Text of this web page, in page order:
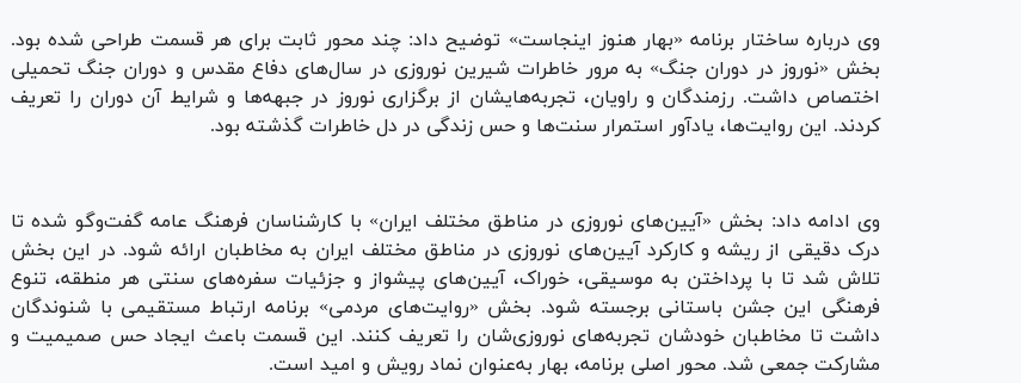
وی درباره ساختار برنامه «بهار هنوز اینجاست» توضیح داد: چند محور ثابت برای هر قسمت طراحی شده بود.
بخش «نوروز در دوران جنگ» به مرور خاطرات شیرین نوروزی در سال‌های دفاع مقدس و دوران جنگ تحمیلی
اختصاص داشت. رزمندگان و راویان، تجربه‌هایشان از برگزاری نوروز در جبهه‌ها و شرایط آن دوران را تعریف
کردند. این روایت‌ها، یادآور استمرار سنت‌ها و حس زندگی در دل خاطرات گذشته بود.
وی ادامه داد: بخش «آیین‌های نوروزی در مناطق مختلف ایران» با کارشناسان فرهنگ عامه گفت‌وگو شده تا
درک دقیقی از ریشه و کارکرد آیین‌های نوروزی در مناطق مختلف ایران به مخاطبان ارائه شود. در این بخش
تلاش شد تا با پرداختن به موسیقی، خوراک، آیین‌های پیشواز و جزئیات سفره‌های سنتی هر منطقه، تنوع
فرهنگی این جشن باستانی برجسته شود. بخش «روایت‌های مردمی» برنامه ارتباط مستقیمی با شنوندگان
داشت تا مخاطبان خودشان تجربه‌های نوروزی‌شان را تعریف کنند. این قسمت باعث ایجاد حس صمیمیت و
مشارکت جمعی شد. محور اصلی برنامه، بهار به‌عنوان نماد رویش و امید است.